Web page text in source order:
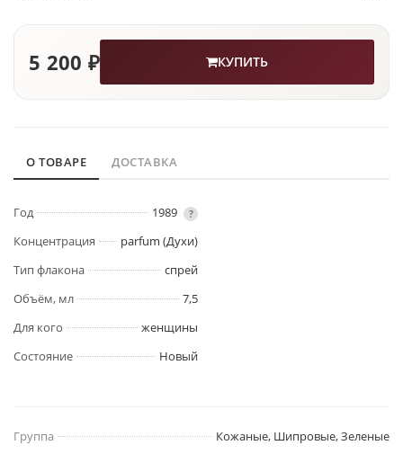
5 200 ₽ КУПИТЬ
О ТОВАРЕ ДОСТАВКА
Год 1989 ?
Концентрация
parfum (Духи)
Тип флакона
спрей
Объём, мл
7,5
Для кого
женщины
Состояние
Новый
Группа
Кожаные, Шипровые, Зеленые